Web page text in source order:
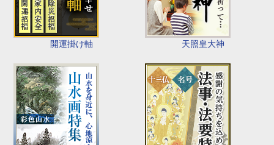
開運掛け軸 天照皇大神